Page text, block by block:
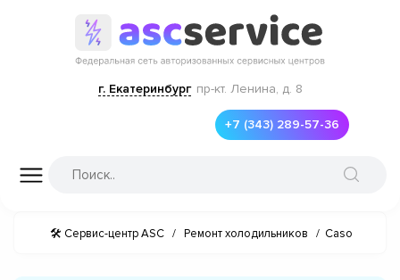
г. Екатеринбург пр-кт. Ленина, д. 8
+7 (343) 289-57-36
🛠 Сервис-центр ASC / Ремонт холодильников / Caso